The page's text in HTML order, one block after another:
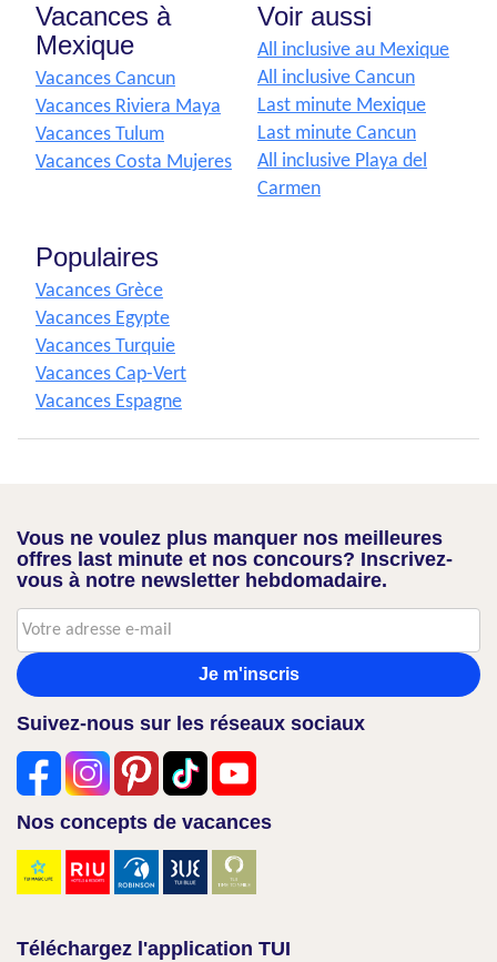
Vacances à
Mexique
Vacances Cancun
Vacances Riviera Maya
Vacances Tulum
Vacances Costa Mujeres
Voir aussi
All inclusive au Mexique
All inclusive Cancun
Last minute Mexique
Last minute Cancun
All inclusive Playa del
Carmen
Populaires
Vacances Grèce
Vacances Egypte
Vacances Turquie
Vacances Cap-Vert
Vacances Espagne
Vous ne voulez plus manquer nos meilleures
offres last minute et nos concours? Inscrivez-
vous à notre newsletter hebdomadaire.
Je m'inscris
Suivez-nous sur les réseaux sociaux
Nos concepts de vacances
Téléchargez l'application TUI